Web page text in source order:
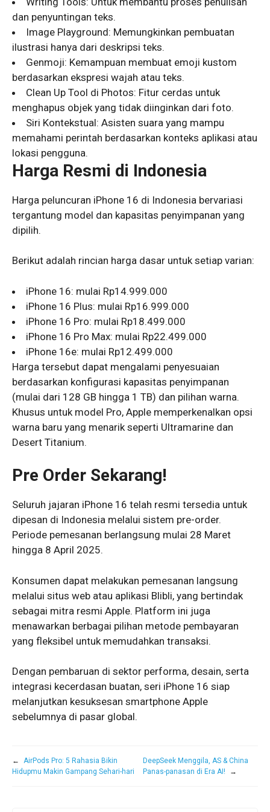
dan penyuntingan teks.
Image Playground: Memungkinkan pembuatan
ilustrasi hanya dari deskripsi teks.
Genmoji: Kemampuan membuat emoji kustom
berdasarkan ekspresi wajah atau teks.
Clean Up Tool di Photos: Fitur cerdas untuk
menghapus objek yang tidak diinginkan dari foto.
Siri Kontekstual: Asisten suara yang mampu
memahami perintah berdasarkan konteks aplikasi atau
lokasi pengguna.
Harga Resmi di Indonesia
Harga peluncuran iPhone 16 di Indonesia bervariasi
tergantung model dan kapasitas penyimpanan yang
dipilih.
Berikut adalah rincian harga dasar untuk setiap varian:
iPhone 16: mulai Rp14.999.000
iPhone 16 Plus: mulai Rp16.999.000
iPhone 16 Pro: mulai Rp18.499.000
iPhone 16 Pro Max: mulai Rp22.499.000
iPhone 16e: mulai Rp12.499.000
Harga tersebut dapat mengalami penyesuaian
berdasarkan konfigurasi kapasitas penyimpanan
(mulai dari 128 GB hingga 1 TB) dan pilihan warna.
Khusus untuk model Pro, Apple memperkenalkan opsi
warna baru yang menarik seperti Ultramarine dan
Desert Titanium.
Pre Order Sekarang!
Seluruh jajaran iPhone 16 telah resmi tersedia untuk
dipesan di Indonesia melalui sistem pre-order.
Periode pemesanan berlangsung mulai 28 Maret
hingga 8 April 2025.
Konsumen dapat melakukan pemesanan langsung
melalui situs web atau aplikasi Blibli, yang bertindak
sebagai mitra resmi Apple. Platform ini juga
menawarkan berbagai pilihan metode pembayaran
yang fleksibel untuk memudahkan transaksi.
Dengan pembaruan di sektor performa, desain, serta
integrasi kecerdasan buatan, seri iPhone 16 siap
melanjutkan kesuksesan smartphone Apple
sebelumnya di pasar global.
←
AirPods Pro: 5 Rahasia Bikin
Hidupmu Makin Gampang Sehari-hari
DeepSeek Menggila, AS & China
Panas-panasan di Era AI!
→